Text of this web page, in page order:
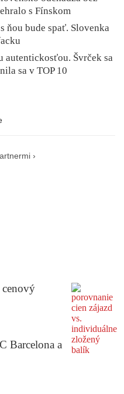
s Fínskom
ňou bude spať. Slovenka
autentickosťou. Švrček sa
sa v TOP 10
›
Barcelona a